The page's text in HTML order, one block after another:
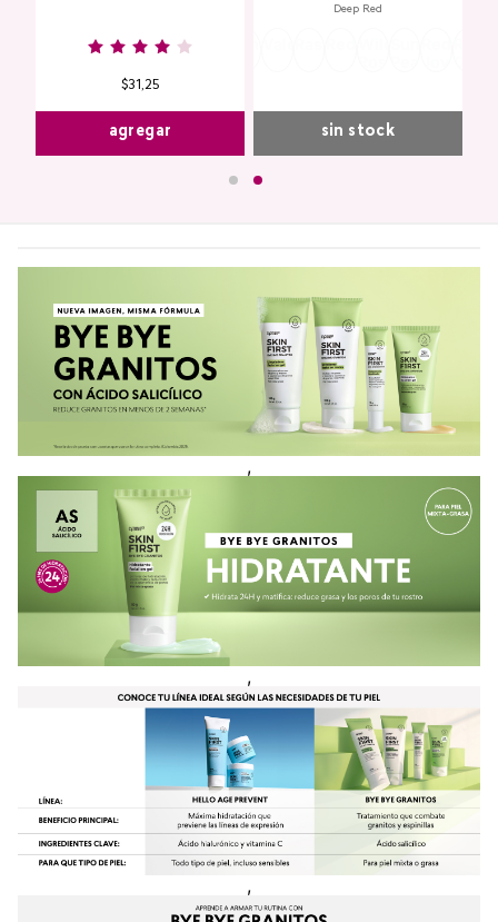
$31,25
agregar
Deep Red
Burgundy
RosePink
sin stock
,
,
,